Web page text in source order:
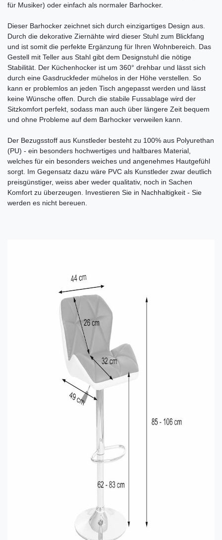
für Musiker) oder einfach als normaler Barhocker.
Dieser Barhocker zeichnet sich durch einzigartiges Design aus.
Durch die dekorative Ziernähte wird dieser Stuhl zum Blickfang
und ist somit die perfekte Ergänzung für Ihren Wohnbereich. Das
Gestell mit Teller aus Stahl gibt dem Designstuhl die nötige
Stabilität. Der Küchenhocker ist um 360° drehbar und lässt sich
durch eine Gasdruckfeder mühelos in der Höhe verstellen. So
kann er problemlos an jeden Tisch angepasst werden und lässt
keine Wünsche offen. Durch die stabile Fussablage wird der
Sitzkomfort perfekt, sodass man auch über längere Zeit bequem
und ohne Probleme auf dem Barhocker verweilen kann.
Der Bezugsstoff aus Kunstleder besteht zu 100% aus Polyurethan
(PU) - ein besonders hochwertiges und haltbares Material,
welches für ein besonders weiches und angenehmes Hautgefühl
sorgt. Im Gegensatz dazu wäre PVC als Kunstleder zwar deutlich
preisgünstiger, weiss aber weder qualitativ, noch in Sachen
Komfort zu überzeugen. Investieren Sie in Nachhaltigkeit - Sie
werden es nicht bereuen.